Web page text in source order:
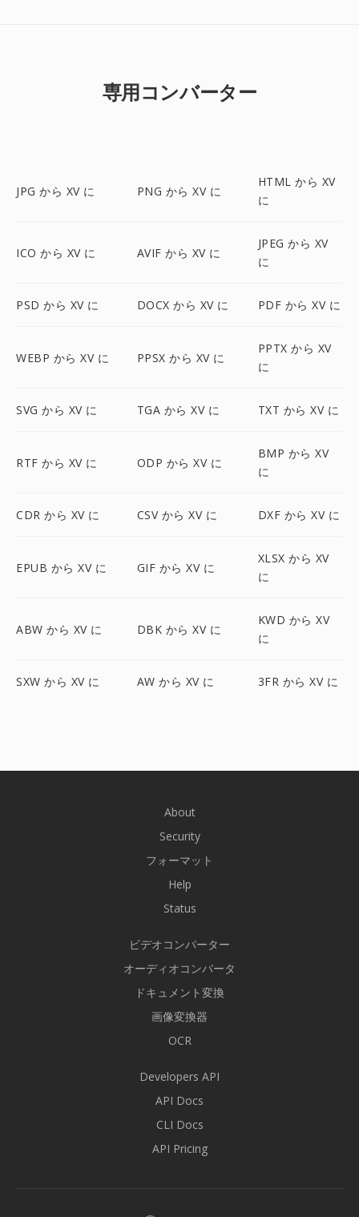
専用コンバーター
JPG から XV に PNG から XV に
HTML から XV
に
ICO から XV に AVIF から XV に
JPEG から XV
に
PSD から XV に DOCX から XV に PDF から XV に
WEBP から XV に PPSX から XV に
PPTX から XV
に
SVG から XV に TGA から XV に TXT から XV に
RTF から XV に ODP から XV に
BMP から XV
に
CDR から XV に CSV から XV に DXF から XV に
EPUB から XV に GIF から XV に
XLSX から XV
に
ABW から XV に DBK から XV に
KWD から XV
に
SXW から XV に AW から XV に 3FR から XV に
About
Security
フォーマット
Help
Status
ビデオコンバーター
オーディオコンバータ
ドキュメント変換
画像変換器
OCR
Developers API
API Docs
CLI Docs
API Pricing